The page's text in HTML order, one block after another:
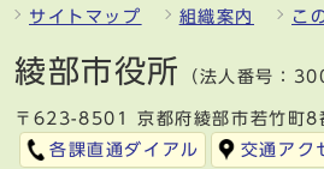
サイトマップ 組織案内 こ
綾部市役所 （法人番号：
〒623-8501 京都府綾部市若竹町8
各課直通ダイアル
交通アク